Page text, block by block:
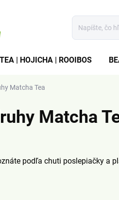
| HOJICHA | ROOIBOS
Matcha Tea
Matcha
podľa chuti poslepiačky a